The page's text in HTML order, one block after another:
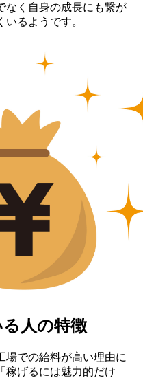
なく自身の成長にも繋が
るようです。
人の特徴
場での給料が高い理由に
稼げるには魅力的だけ